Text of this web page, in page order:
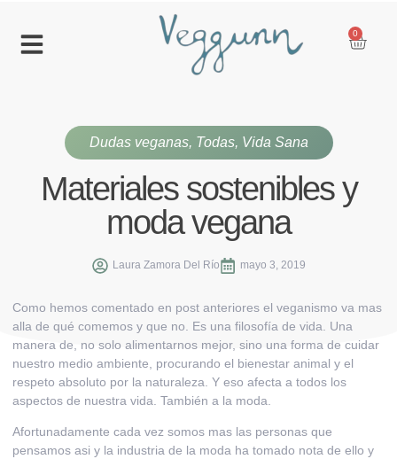
0
Dudas veganas, Todas, Vida Sana
Materiales sostenibles y
moda vegana
Laura Zamora Del Río mayo 3, 2019
Como hemos comentado en post anteriores el veganismo va mas
alla de qué comemos y que no . Es una filosofía de vida. Una
manera de, no solo alimentarnos mejor, sino una forma de cuidar
nuestro medio ambiente, procurando el bienestar animal y el
respeto absoluto por la naturaleza. Y eso afecta a todos los
aspectos de nuestra vida. También a la moda.
Afortunadamente cada vez somos mas las personas que
pensamos asi y la industria de la moda ha tomado nota de ello y